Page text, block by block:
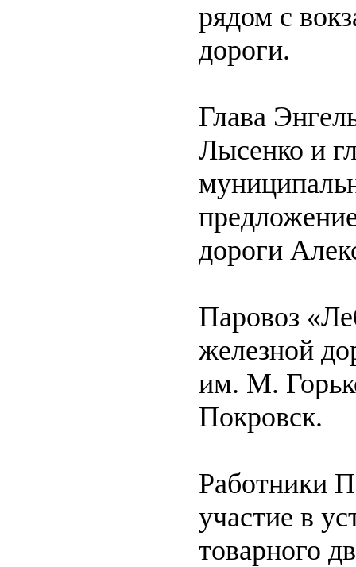
рядом с
дороги.
Глава
Лысенко и
дороги
Паровоз
железной
им. М.
Покровск.
Работники
участие в
товарного